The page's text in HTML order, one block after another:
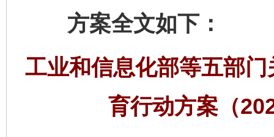
方案全文如下：
工业和信息化部等五部
育行动方案（